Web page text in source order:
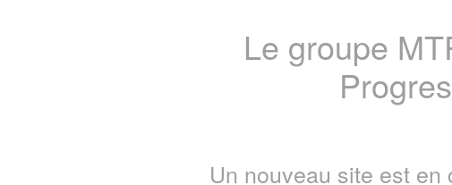
Le groupe
Un nouveau site est